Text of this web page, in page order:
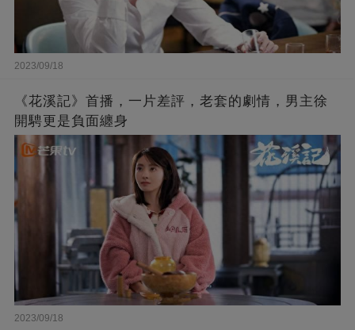
2023/09/18
《花溪記》首播，一片差評，老套的劇情，男主徐
開騁更是負面纏身
2023/09/18